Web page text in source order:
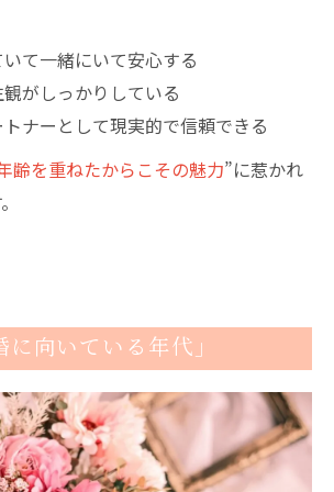
て一緒にいて安心する
がしっかりしている
トナーとして現実的で信頼できる
齢を重ねたからこその魅力”に惹かれ
向いている年代」